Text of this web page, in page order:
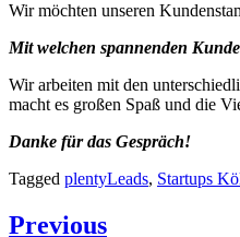
Wir möchten unseren
Mit welchen spannenden
Wir arbeiten mit den
macht es großen Spaß und die
Danke für das Gespräch!
Tagged plentyLeads, Startups
Beitragsnavigation
Previous